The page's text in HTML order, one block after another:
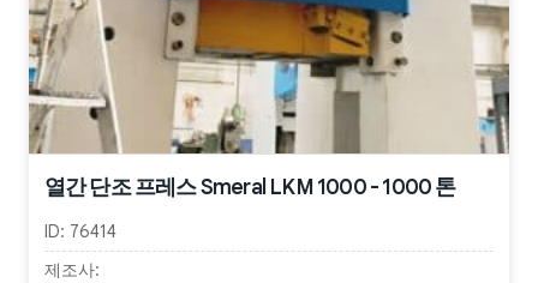
열간 단조 프레스 Smeral LKM 1000 - 1000 톤
ID: 76414
제조사: